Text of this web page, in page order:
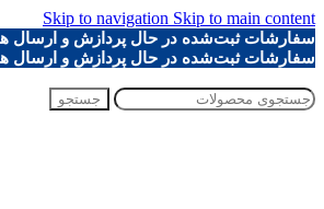
Skip to navigation Skip to main content
سفارشات ثبت‌شده در حال پردازش و ارسال
سفارشات ثبت‌شده در حال پردازش و ارسال
جستجو